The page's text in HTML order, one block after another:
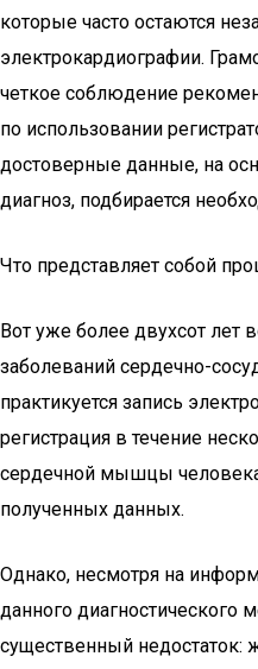
которые часто остаются
электрокардиографии.
четкое соблюдение
по использовании
достоверные данные, на
диагноз, подбирается
Что представляет собой
Вот уже более двухсот
заболеваний сердечно-
практикуется запись
регистрация в течение
сердечной мышцы
полученных данных.
Однако, несмотря на
данного диагностического
существенный недостаток: